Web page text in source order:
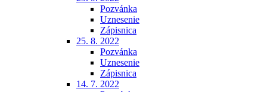
Pozvánka
Uznesenie
Zápisnica
25. 8. 2022
Pozvánka
Uznesenie
Zápisnica
14. 7. 2022